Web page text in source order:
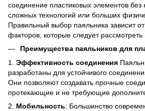
соединение пластиковых элементов без
сложных технологий или больших
Правильный выбор паяльника зависит
факторов, которые следует рассмотреть
Преимущества паяльников для
1. Эффективность соединения
разработаны для устойчивого
Они позволяют создавать прочные
протекающие и не требующие
2. Мобильность: Большинство